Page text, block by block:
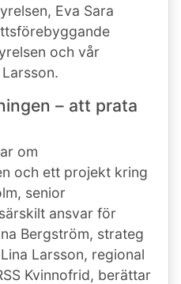
Eva Sara
och vår
– att prata
om
och ett projekt kring
senior
ansvar för
Bergström, strateg
Larsson, regional
Kvinnofrid, berättar